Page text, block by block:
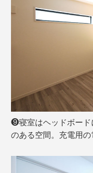
❾寝室はヘッドボード
のある空間。充電用の